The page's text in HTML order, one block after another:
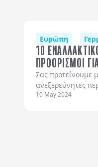
Ευρώπη
10
ΠΡΟΟΡΙΣΜΟΙ
ΕΥΡΩΠΗ
Σας προτείνουμε
ανεξερεύνητες
οποίες μπορείτε
10 May 2024